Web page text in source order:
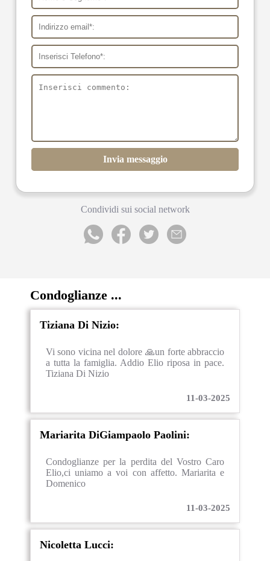
Invia messaggio
Condividi sui social network
Condoglianze ...
Tiziana Di Nizio:
Vi sono vicina nel dolore 🙏un forte abbraccio
a tutta la famiglia. Addio Elio riposa in pace.
Tiziana Di Nizio
11-03-2025
Mariarita DiGiampaolo Paolini:
Condoglianze per la perdita del Vostro Caro
Elio,ci uniamo a voi con affetto. Mariarita e
Domenico
11-03-2025
Nicoletta Lucci: